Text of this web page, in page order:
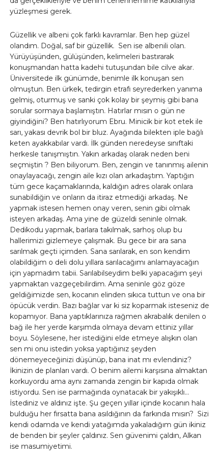
yüzleşmesi gerek.
Güzellik ve albeni çok farklı kavramlar. Ben hep güzel
olandım. Doğal, saf bir güzellik. Sen ise albenili olan.
Yürüyüşünden, gülüşünden, kelimeleri bastırarak
konuşmandan hatta kadehi tutuşundan bile cilve akar.
Üniversitede ilk günümde, benimle ilk konuşan sen
olmuştun. Ben ürkek, tedirgin etrafı seyrederken yanıma
gelmiş, oturmuş ve sanki çok kolay bir şeymiş gibi bana
sorular sormaya başlamıştın. Hatırlar mısın o gün ne
giyindiğini? Ben hatırlıyorum Ebru. Minicik bir kot etek ile
sarı, yakası devrik bol bir bluz. Ayağında bilekten iple bağlı
keten ayakkabılar vardı. İlk günden neredeyse sınıftaki
herkesle tanışmıştın. Yakın arkadaş olarak neden beni
seçmiştin ? Ben biliyorum. Ben, zengin ve tanınmış ailenin
onaylayacağı, zengin aile kızı olan arkadaştım. Yaptığın
tüm gece kaçamaklarında, kaldığın adres olarak onlara
sunabildiğin ve onların da itiraz etmediği arkadaş. Ne
yapmak istesen hemen onay veren, senin gibi olmak
isteyen arkadaş. Ama yine de güzeldi seninle olmak.
Dedikodu yapmak, barlara takılmak, sarhoş olup bu
hallerimizi gizlemeye çalışmak. Bu gece bir ara sana
sarılmak geçti içimden. Sana sarılarak, en son kendim
olabildiğim o deli dolu yıllara sarılacağımı anlamayacağın
için yapmadım tabii. Sarılabilseydim belki yapacağım şeyi
yapmaktan vazgeçebilirdim. Ama seninle göz göze
geldiğimizde sen, kocanın elinden sıkıca tuttun ve ona bir
öpücük verdin. Bazı bağlar var ki siz koparmak isteseniz de
kopamıyor. Bana yaptıklarınıza rağmen akrabalık denilen o
bağ ile her yerde karşımda olmaya devam ettiniz yıllar
boyu. Söylesene, her istediğini elde etmeye alışkın olan
sen mi onu istedin yoksa yaptığınız şeyden
dönemeyeceğinizi düşünüp, bana inat mı evlendiniz?
İkinizin de planları vardı. O benim ailemi karşısına almaktan
korkuyordu ama aynı zamanda zengin bir kapıda olmak
istiyordu. Sen ise parmağında oynatacak bir yakışıklı…
İstediniz ve aldınız işte. Şu geçen yıllar içinde kocanın hala
bulduğu her fırsatta bana asıldığının da farkında mısın? Sizi
kendi odamda ve kendi yatağımda yakaladığım gün ikiniz
de benden bir şeyler çaldınız. Sen güvenimi çaldın, Alkan
ise masumiyetimi.